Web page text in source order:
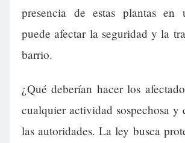
presencia de estas plantas en
puede afectar la seguridad y la
barrio.
¿Qué deberían hacer los
cualquier actividad sospechosa y
las autoridades. La ley busca